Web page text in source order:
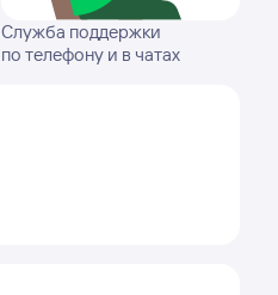
Служба поддержки
по телефону и в чатах